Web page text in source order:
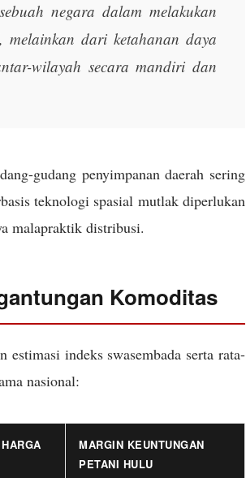
negara dalam melakukan
melainkan dari ketahanan daya
wilayah secara mandiri dan
gudang penyimpanan daerah sering
teknologi spasial mutlak diperlukan
malapraktik distribusi.
Komoditas
indeks swasembada serta rata-
nasional:
MARGIN KEUNTUNGAN
PETANI HULU